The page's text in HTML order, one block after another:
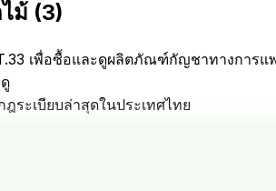
ม้ (3)
เพื่อซื้อและดูผลิตภัณฑ์กัญชาทางการแ
ระเบียบล่าสุดในประเทศไทย